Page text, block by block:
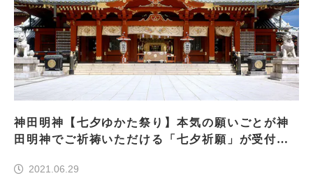
神田明神【七夕ゆかた祭り】本気の願いごとが神
田明神でご祈祷いただける「七夕祈願」が受付開
2021.06.29